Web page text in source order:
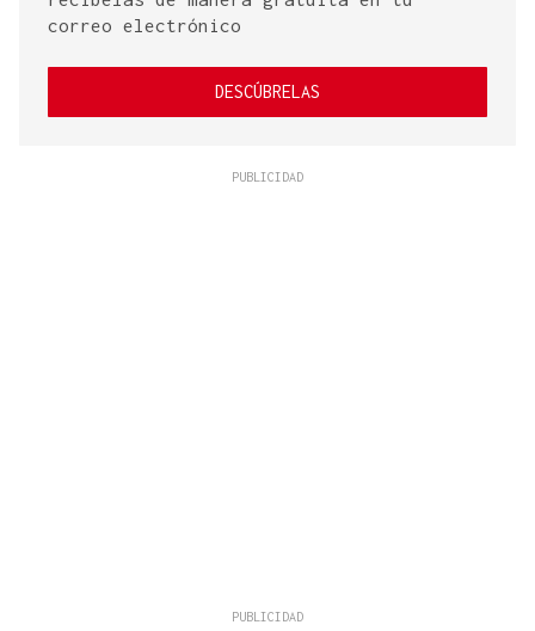
correo electrónico
DESCÚBRELAS